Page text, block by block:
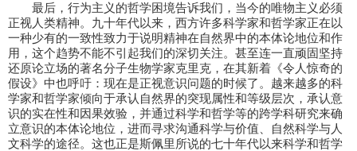
最后，行为主义的哲学困境告诉我们，当今的唯物主义必须
正视人类精神。九十年代以来，西方许多科学家和哲学家正在以
一种少有的一致性致力于说明精神在自然界中的本体论地位和作
用，这个趋势不能不引起我们的深切关注。甚至连一直顽固坚持
还原论立场的著名分子生物学家克里克，在其新着《令人惊奇的
假设》中也呼吁：现在是正视意识问题的时候了。越来越多的科
学家和哲学家倾向于承认自然界的突现属性和等级层次，承认意
识的实在性和因果效验，并通过科学和哲学等的跨学科研究来确
立意识的本体论地位，进而寻求沟通科学与价值、自然科学与人
文科学的途径。这也正是斯佩里所说的七十年代以来科学和哲学